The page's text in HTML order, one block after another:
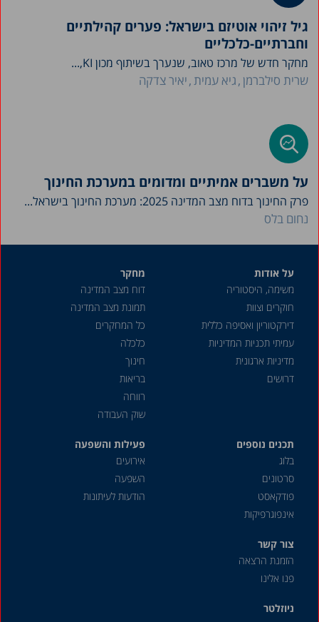
גיל זיהוי אוטיזם בישראל: פערים קהילתיים
וחברתיים-כלכליים
מחקר חדש של מרכז טאוב, שנערך בשיתוף מכון KI,...
שרית סילברמן גיא עמית יאיר צדקה
על משברים אמיתיים ומדומים במערכת החינוך
פרק החינוך בדוח מצב המדינה 2025: מערכת החינוך בישראל...
נחום בלס
על אודות
משימה, היסטוריה
חוקרים וצוות
דירקטוריון ואסיפה כללית
עמיתי תכניות המדיניות
מדיניות ארגונית
דרושים
מחקר
דוח מצב המדינה
תמונת מצב המדינה
כל המחקרים
כלכלה
חינוך
בריאות
רווחה
שוק העבודה
תכנים נוספים
בלוג
סרטונים
פודקאסט
אינפוגרפיקות
פעילות והשפעה
אירועים
השפעה
הודעות לעיתונות
צור קשר
הזמנת הרצאה
פנו אלינו
ניוזלטר